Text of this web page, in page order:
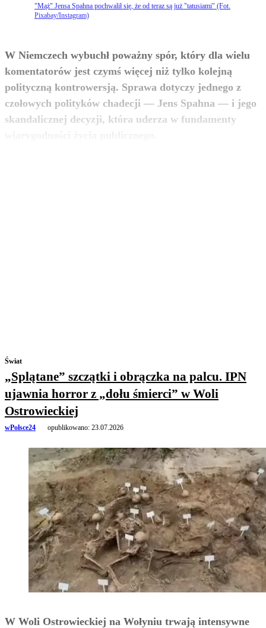
"Mąż" Jensa Spahna pochwalił się, że od teraz są już "tatusiami" (Fot.
Pixabay/Instagram)
W Niemczech wybuchł poważny spór, który dla wielu
komentatorów jest czymś więcej niż tylko kolejną
polityczną kontrowersją. Sprawa dotyczy jednego z
czołowych polityków chadecji — Jens Spahna — i jego
skandalicznej decyzji, która uderza w fundamenty
zobacz więcej
Świat
„Splątane” szczątki i obrączka na palcu. IPN
ujawnia horror z „dołu śmierci” w Woli
Ostrowieckiej
wPolsce24 opublikowano: 23.07.2026
W Woli Ostrowieckiej na Wołyniu trwają intensywne